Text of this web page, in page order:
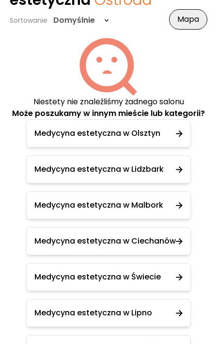
Sortowanie Domyślnie Mapa
Niestety nie znaleźliśmy żadnego salonu
Może poszukamy w innym mieście lub kategorii?
Medycyna estetyczna w Olsztyn
Medycyna estetyczna w Lidzbark
Medycyna estetyczna w Malbork
Medycyna estetyczna w Ciechanów
Medycyna estetyczna w Świecie
Medycyna estetyczna w Lipno